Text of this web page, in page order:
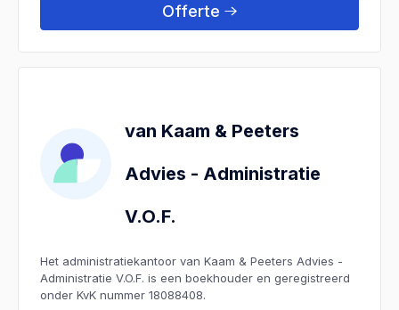
Offerte
van Kaam & Peeters
Advies - Administratie
V.O.F.
Het administratiekantoor van Kaam & Peeters Advies -
Administratie V.O.F. is een boekhouder en geregistreerd
onder KvK nummer 18088408.